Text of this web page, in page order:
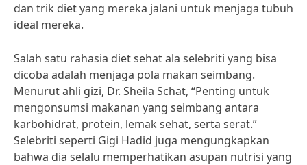
dan trik diet yang mereka jalani untuk menjaga tubuh
ideal mereka.
Salah satu rahasia diet sehat ala selebriti yang bisa
dicoba adalah menjaga pola makan seimbang.
Menurut ahli gizi, Dr. Sheila Schat, “Penting untuk
mengonsumsi makanan yang seimbang antara
karbohidrat, protein, lemak sehat, serta serat.”
Selebriti seperti Gigi Hadid juga mengungkapkan
bahwa dia selalu memperhatikan asupan nutrisi yang